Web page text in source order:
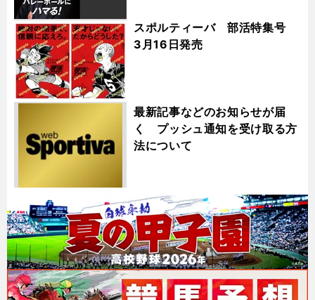
スポルティーバ 部活特集号
3月16日発売
最新記事などのお知らせが届
く プッシュ通知を受け取る方
法について